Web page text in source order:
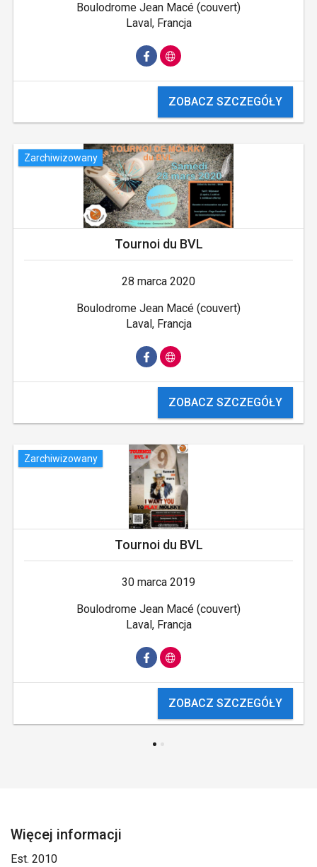
Boulodrome Jean Macé (couvert)
Laval, Francja
ZOBACZ SZCZEGÓŁY
Zarchiwizowany
Tournoi du BVL
28 marca 2020
Boulodrome Jean Macé (couvert)
Laval, Francja
ZOBACZ SZCZEGÓŁY
Zarchiwizowany
Tournoi du BVL
30 marca 2019
Boulodrome Jean Macé (couvert)
Laval, Francja
ZOBACZ SZCZEGÓŁY
Więcej informacji
Est. 2010